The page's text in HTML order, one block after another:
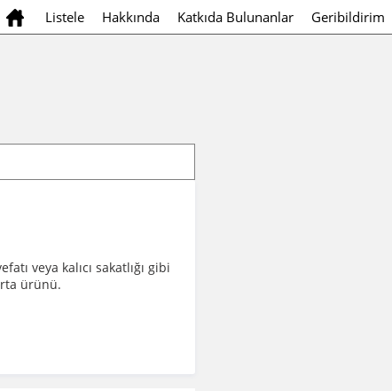
Listele Hakkında Katkıda Bulunanlar Geribildirim
veya kalıcı sakatlığı gibi
ürünü.